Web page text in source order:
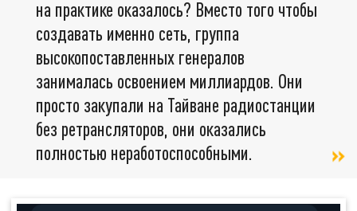
на практике оказалось? Вместо того чтобы
создавать именно сеть, группа
высокопоставленных генералов
занималась освоением миллиардов. Они
просто закупали на Тайване радиостанции
без ретрансляторов, они оказались
полностью неработоспособными.